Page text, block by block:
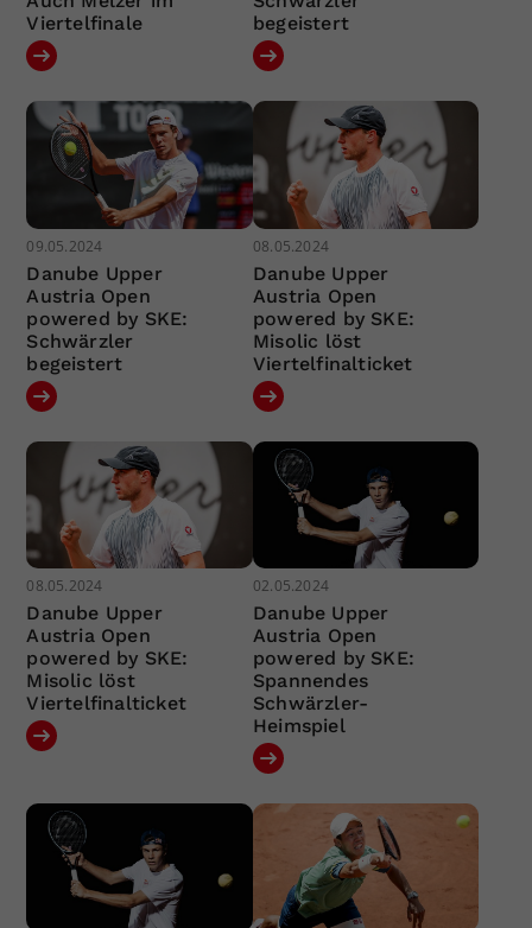
Viertelfinale
begeistert
09.05.2024
Danube Upper
Austria Open
powered by SKE:
Schwärzler
begeistert
08.05.2024
Danube Upper
Austria Open
powered by SKE:
Misolic löst
Viertelfinalticket
08.05.2024
Danube Upper
Austria Open
powered by SKE:
Misolic löst
Viertelfinalticket
02.05.2024
Danube Upper
Austria Open
powered by SKE:
Spannendes
Schwärzler-
Heimspiel